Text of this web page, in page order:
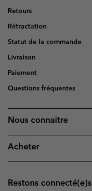
Retours
Rétractation
Statut de la commande
Livraison
Paiement
Questions fréquentes
Nous connaitre
Acheter
Restons connecté(e)s